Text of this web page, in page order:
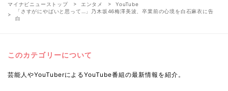
マイナビニューストップ エンタメ
YouTube
「さすがにやばいと思って…」乃木坂46梅澤美波、卒業前の心境を白石麻衣に告
白
このカテゴリーについて
芸能人やYouTuberによるYouTube番組の最新情報を紹介。